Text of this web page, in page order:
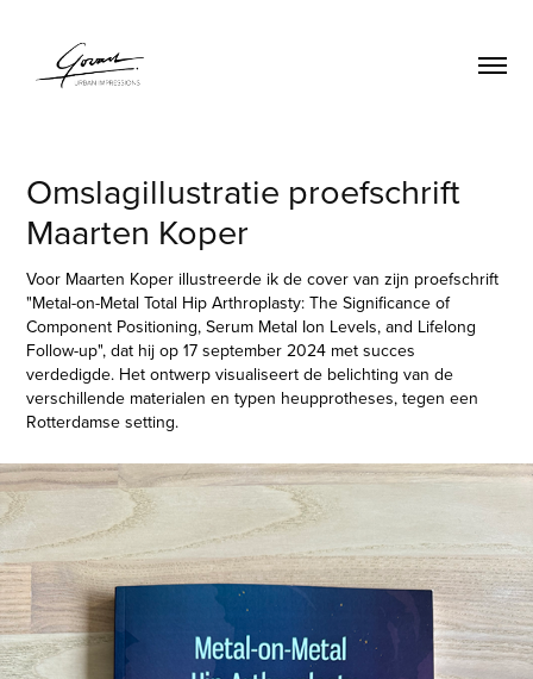
Omslagillustratie proefschrift
Maarten Koper
Voor Maarten Koper illustreerde ik de cover van zijn proefschrift
"Metal-on-Metal Total Hip Arthroplasty: The Significance of
Component Positioning, Serum Metal Ion Levels, and Lifelong
Follow-up", dat hij op 17 september 2024 met succes
verdedigde. Het ontwerp visualiseert de belichting van de
verschillende materialen en typen heupprotheses, tegen een
Rotterdamse setting.